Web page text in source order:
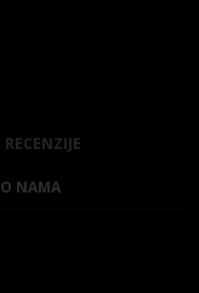
RECENZIJE
O NAMA